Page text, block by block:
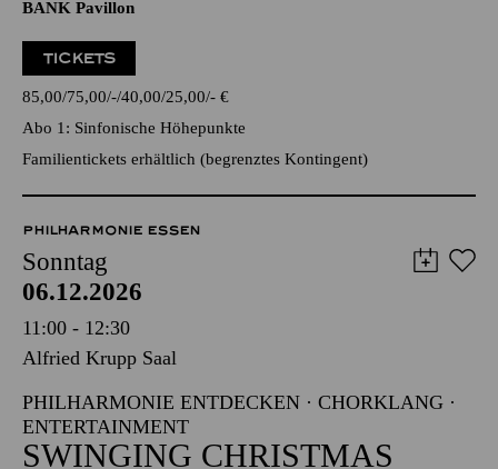
"Late Night" im Anschluss an das Konzert, NATIONAL-
BANK Pavillon
TICKETS
85,00 75,00 - 40,00 25,00 -€
Abo 1: Sinfonische Höhepunkte
Familientickets erhältlich (begrenztes Kontingent)
PHILHARMONIE ESSEN
Sonntag
06.12.2026
11:00 - 12:30
Alfried Krupp Saal